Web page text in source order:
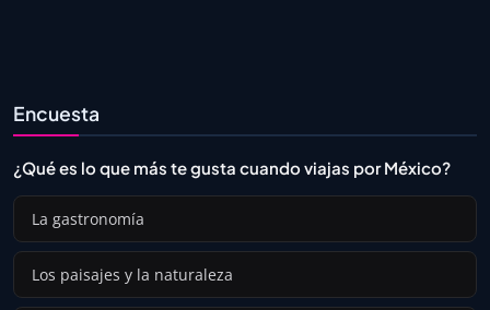
Encuesta
¿Qué es lo que más te gusta cuando viajas por México?
La gastronomía
Los paisajes y la naturaleza